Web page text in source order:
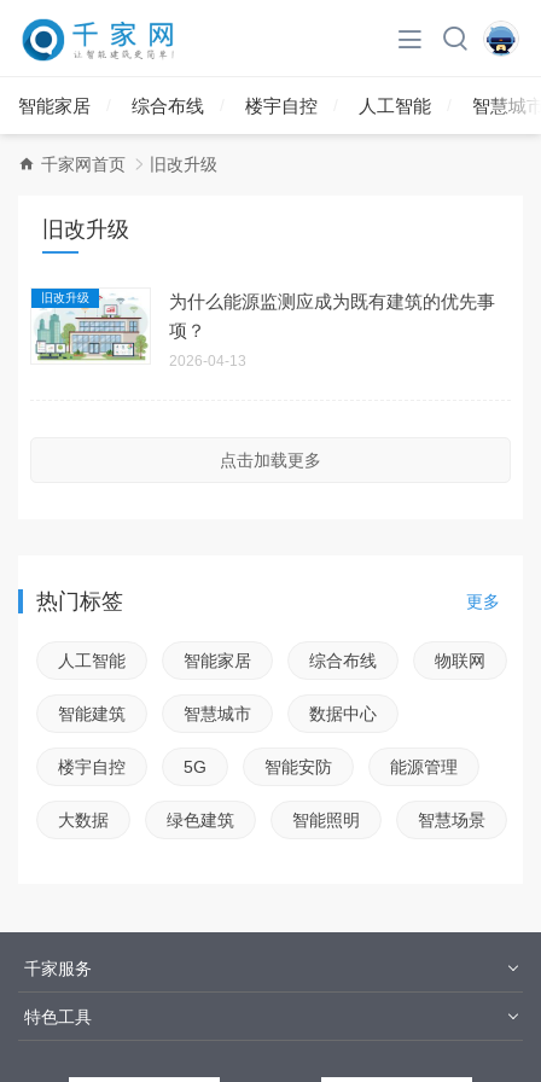
智能家居 综合布线 楼宇自控 人工智能 智慧城
千家网首页 旧改升级
旧改升级
旧改升级
为什么能源监测应成为既有建筑的优先事
项？
2026-04-13
点击加载更多
热门标签 更多
人工智能 智能家居 综合布线 物联网
智能建筑 智慧城市 数据中心
楼宇自控 5G 智能安防 能源管理
大数据 绿色建筑 智能照明 智慧场景
千家服务
特色工具